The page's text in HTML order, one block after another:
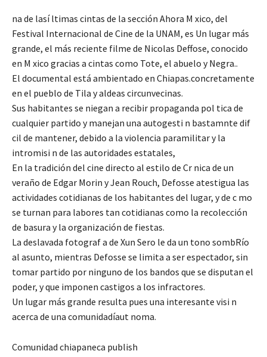
na de lasí ltimas cintas de la sección Ahora M xico, del
Festival Internacional de Cine de la UNAM, es Un lugar más
grande, el más reciente filme de Nicolas Deffose, conocido
en M xico gracias a cintas como Tote, el abuelo y Negra..
El documental está ambientado en Chiapas.concretamente
en el pueblo de Tila y aldeas circunvecinas.
Sus habitantes se niegan a recibir propaganda pol tica de
cualquier partido y manejan una autogesti n bastamnte dif
cil de mantener, debido a la violencia paramilitar y la
intromisi n de las autoridades estatales,
En la tradición del cine directo al estilo de Cr nica de un
veraño de Edgar Morin y Jean Rouch, Defosse atestigua las
actividades cotidianas de los habitantes del lugar, y de c mo
se turnan para labores tan cotidianas como la recolección
de basura y la organización de fiestas.
La deslavada fotograf a de Xun Sero le da un tono sombRío
al asunto, mientras Defosse se limita a ser espectador, sin
tomar partido por ninguno de los bandos que se disputan el
poder, y que imponen castigos a los infractores.
Un lugar más grande resulta pues una interesante visi n
acerca de una comunidadíaut noma.
Comunidad chiapaneca publish